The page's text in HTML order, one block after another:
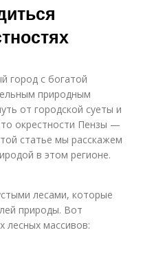
город с богатой
природным
от городской суеты и
окрестности Пензы —
статье мы расскажем
в этом регионе.
лесами, которые
природы. Вот
лесных массивов: